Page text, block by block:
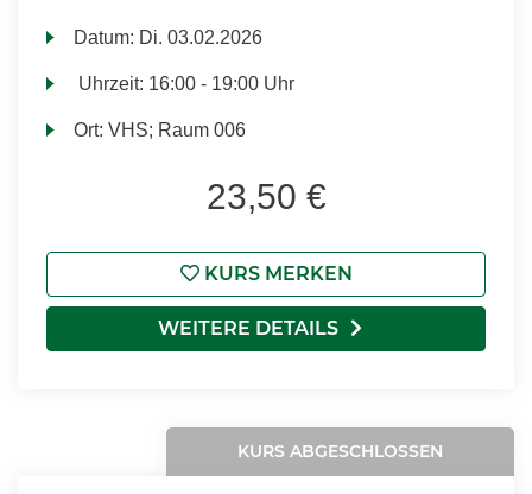
Datum: Di. 03.02.2026
Uhrzeit: 16:00 - 19:00 Uhr
Ort:VHS; Raum 006
23,50 €
KURS MERKEN
WEITERE DETAILS
KURS ABGESCHLOSSEN